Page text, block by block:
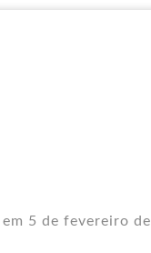
5 de fevereiro